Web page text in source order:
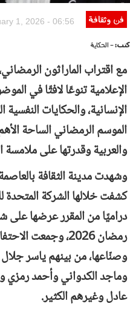
فن وثقافة 1, 2026 - 06:56
كتب:- الحكاية
مع اقتراب الماراثون
الإعلامية تنوعًا لافتًا في
الإنسانية، والحكايات النفسية
الموسم الرمضاني الساحة
والعربية وقدرتها على
وشهدت مدينة الثقافة
دراميًا من المقرر عرضها
رمضان 2026، وجمعت
وصنّاعها، من بينهم ياسر
وماجد الكدواني وأحمد
عادل وغيرهم الكثير.